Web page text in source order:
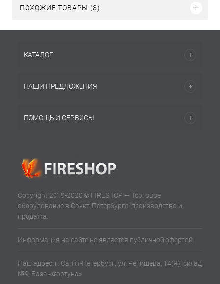
ПОХОЖИЕ ТОВАРЫ (8)
КАТАЛОГ
НАШИ ПРЕДЛОЖЕНИЯ
ПОМОЩЬ И СЕРВИСЫ
Copyright 2019-2020 © FIRESHOP — Торговое
оборудование в Санкт-Петербурге: производство и
продажа.
Информация на сайте не является публичной офертой!
Наш адрес: г. Санкт-Петербург, ул. Репищева, 14(Я), склад
№9, База «Фортуна»